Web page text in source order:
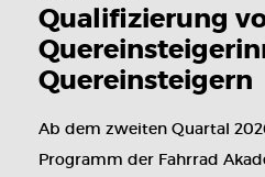
Qualifizierung
Quereinsteigern
Ab dem zweiten Quartal
Programm der Fahrrad